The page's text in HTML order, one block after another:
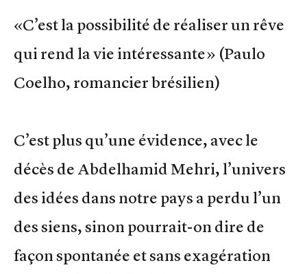
«C’est la possibilité de réaliser un rêve
qui rend la vie intéressante» (Paulo
Coelho, romancier brésilien)
C’est plus qu’une évidence, avec le
décès de Abdelhamid Mehri, l’univers
des idées dans notre pays a perdu l’un
des siens, sinon pourrait-on dire de
façon spontanée et sans exagération